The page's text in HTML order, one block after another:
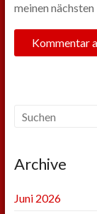
meinen
Archive
Juni 2026